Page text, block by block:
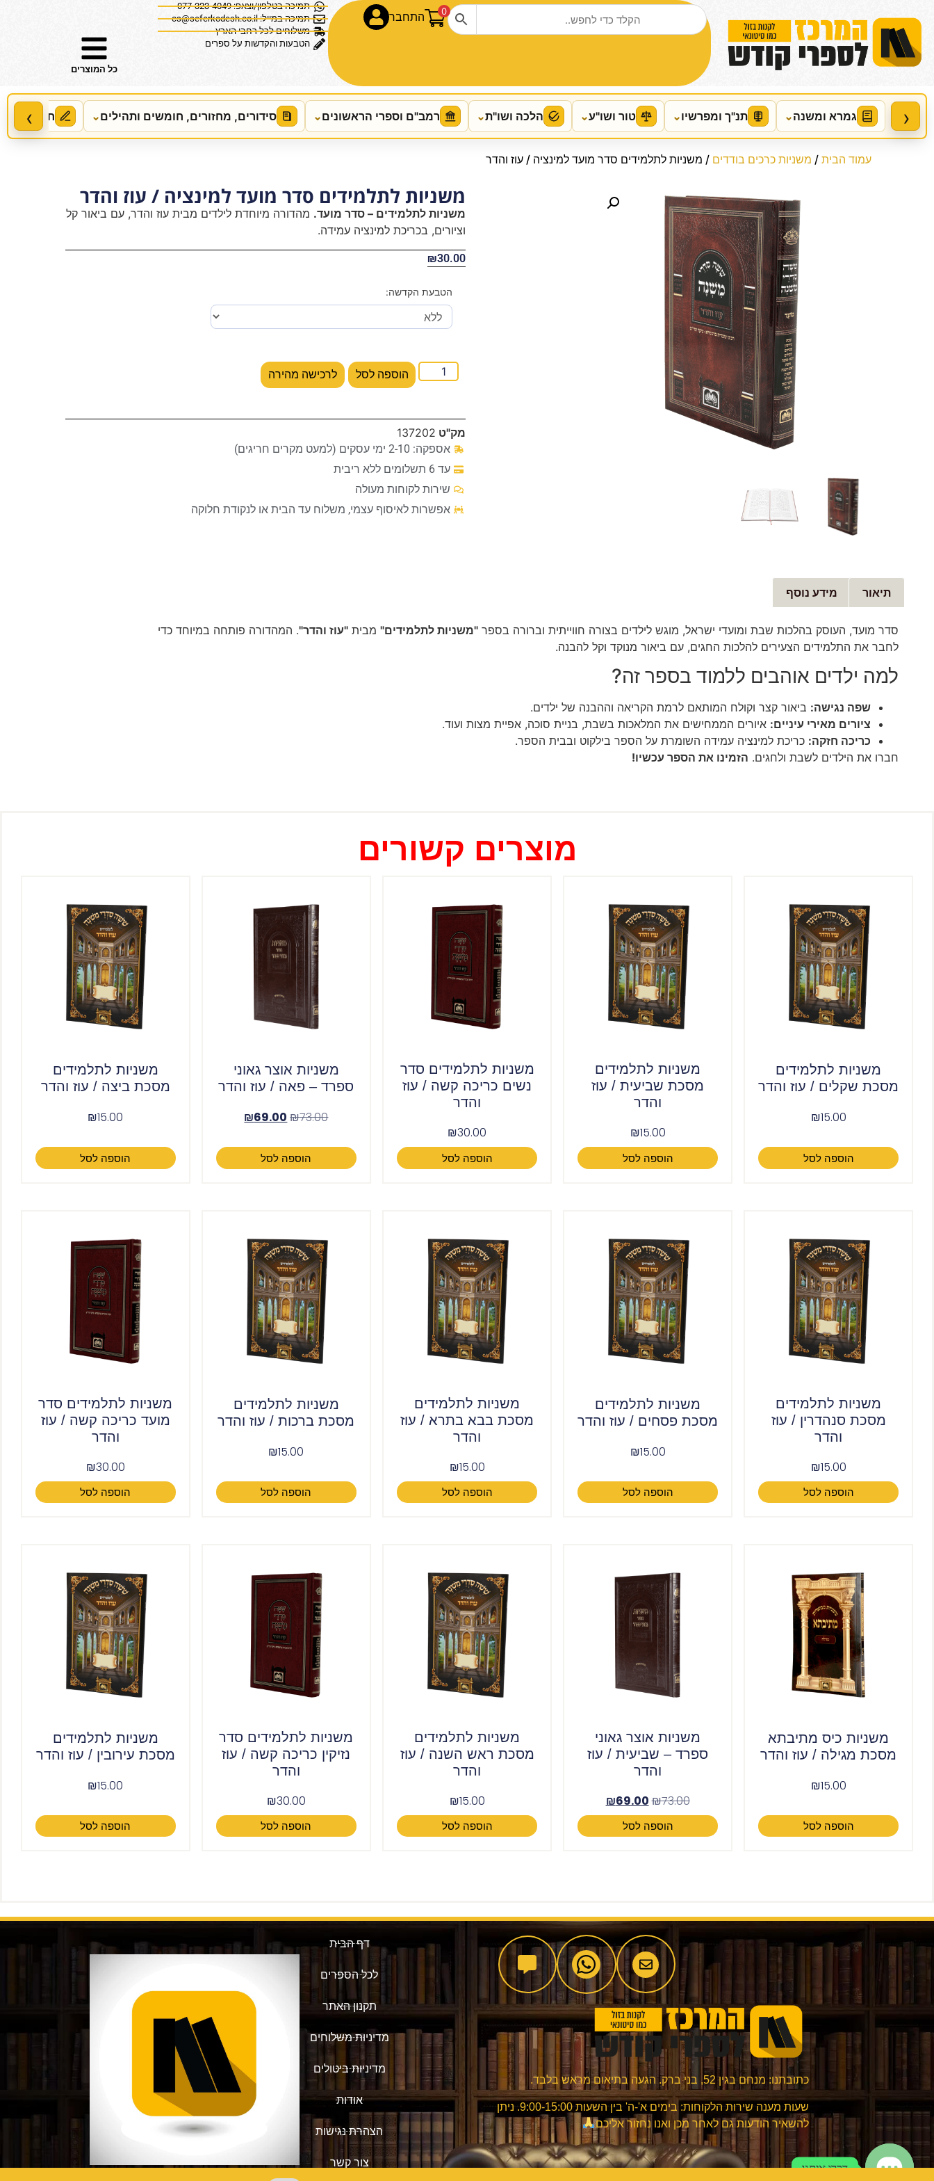
0 התחבר
תמיכה בטלפון/וצאפ: 077-323-4049
תמיכה במייל:cs@seferkodesh.co.il
משלוחים לכל רחבי הארץ
הטבעות והקדשות על ספרים
כל המוצרים
‹ גמרא ומשנה⌄ תנ"ך ומפרשיו⌄ טור ושו"ע⌄ הלכה ושו"ת⌄ רמב"ם וספרי הראשונים⌄ סידורים, מחזורים, חומשים ותהילים⌄ חידושים, ›
עמוד הבית / משניות כרכים בודדים / משניות לתלמידים סדר מועד למינציה / עוז והדר
משניות לתלמידים סדר מועד למינציה / עוז והדר
משניות לתלמידים – סדר מועד. מהדורה מיוחדת לילדים מבית עוז והדר, עם ביאור קל
וציורים, בכריכת למינציה עמידה.
₪30.00
הטבעת הקדשה:
הוספה לסל לרכישה מהירה
מק"ט 137202
אספקה: 2-10 ימי עסקים (למעט מקרים חריגים)
עד 6 תשלומים ללא ריבית
שירות לקוחות מעולה
אפשרות לאיסוף עצמי, משלוח עד הבית או לנקודת חלוקה
תיאור מידע נוסף
סדר מועד, העוסק בהלכות שבת ומועדי ישראל, מוגש לילדים בצורה חווייתית וברורה בספר "משניות לתלמידים" מבית "עוז והדר". המהדורה פותחה במיוחד כדי
לחבר את התלמידים הצעירים להלכות החגים, עם ביאור מנוקד וקל להבנה.
למה ילדים אוהבים ללמוד בספר זה?
שפה נגישה: ביאור קצר וקולח המותאם לרמת הקריאה וההבנה של ילדים.
ציורים מאירי עיניים: איורים הממחישים את המלאכות בשבת, בניית סוכה, אפיית מצות ועוד.
כריכה חזקה: כריכת למינציה עמידה השומרת על הספר בילקוט ובבית הספר.
חברו את הילדים לשבת ולחגים. הזמינו את הספר עכשיו!
מוצרים קשורים
משניות לתלמידים
מסכת שקלים / עוז והדר
₪15.00
הוספה לסל
משניות לתלמידים
מסכת שביעית / עוז
והדר
₪15.00
הוספה לסל
משניות לתלמידים סדר
נשים כריכה קשה / עוז
והדר
₪30.00
הוספה לסל
משניות אוצר גאוני
ספרד – פאה / עוז והדר
₪73.00
₪69.00
הוספה לסל
משניות לתלמידים
מסכת ביצה / עוז והדר
₪15.00
הוספה לסל
משניות לתלמידים
מסכת סנהדרין / עוז
והדר
₪15.00
הוספה לסל
משניות לתלמידים
מסכת פסחים / עוז והדר
₪15.00
הוספה לסל
משניות לתלמידים
מסכת בבא בתרא / עוז
והדר
₪15.00
הוספה לסל
משניות לתלמידים
מסכת ברכות / עוז והדר
₪15.00
הוספה לסל
משניות לתלמידים סדר
מועד כריכה קשה / עוז
והדר
₪30.00
הוספה לסל
משניות כיס מתיבתא
מסכת מגילה / עוז והדר
₪15.00
הוספה לסל
משניות אוצר גאוני
ספרד – שביעית / עוז
והדר
₪73.00
₪69.00
הוספה לסל
משניות לתלמידים
מסכת ראש השנה / עוז
והדר
₪15.00
הוספה לסל
משניות לתלמידים סדר
נזיקין כריכה קשה / עוז
והדר
₪30.00
הוספה לסל
משניות לתלמידים
מסכת עירובין / עוז והדר
₪15.00
הוספה לסל
כתובתנו: מנחם בגין 52, בני ברק. הגעה בתיאום מראש בלבד.
שעות מענה שירות הלקוחות: בימים א'-ה' בין השעות 9:00-15:00. ניתן
להשאיר הודעות גם לאחר מכן ואנו נחזור אליכם
דף הבית
לכל הספרים
תקנון האתר
מדיניות משלוחים
מדיניות ביטולים
אודות
הצהרת נגישות
צור קשר דברו איתנו